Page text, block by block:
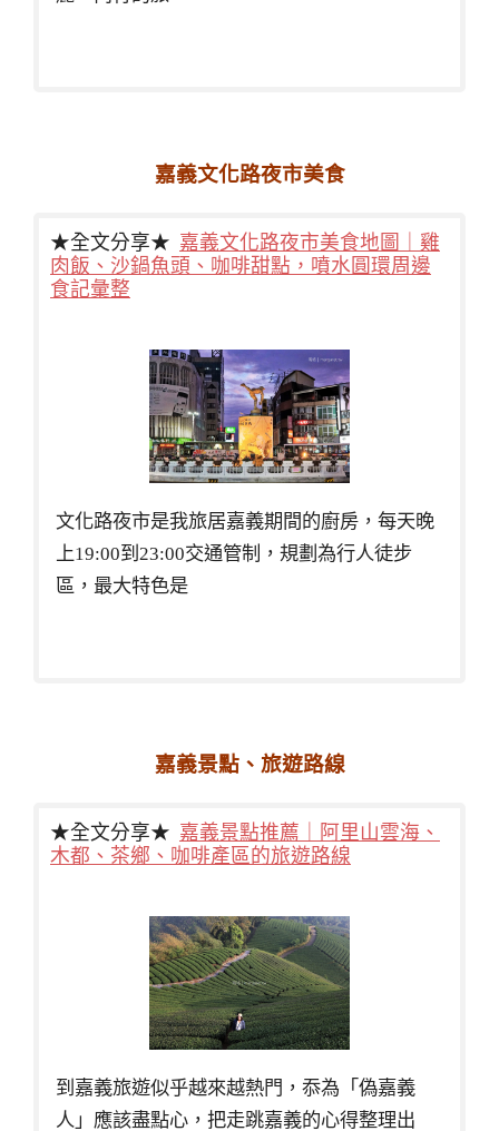
嘉義文化路夜市美食
★全文分享★ 嘉義文化路夜市美食地圖｜雞
肉飯、沙鍋魚頭、咖啡甜點，噴水圓環周邊
食記彙整
文化路夜市是我旅居嘉義期間的廚房，每天晚
上19:00到23:00交通管制，規劃為行人徒步
區，最大特色是
嘉義景點、旅遊路線
★全文分享★ 嘉義景點推薦｜阿里山雲海、
木都、茶鄉、咖啡產區的旅遊路線
到嘉義旅遊似乎越來越熱門，忝為「偽嘉義
人」應該盡點心，把走跳嘉義的心得整理出